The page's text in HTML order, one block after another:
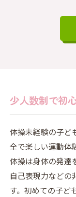
少人数制で初
体操未経験の子ど
全で楽しい運動体
体操は身体の発達
自己表現力などの
す。初めての子ど